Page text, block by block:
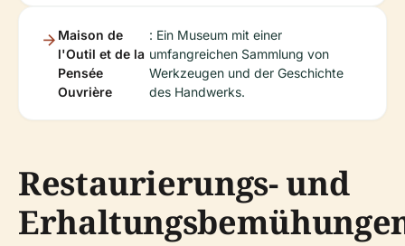
Maison de
l'Outil et de la
Pensée
Ouvrière
: Ein Museum mit einer
umfangreichen Sammlung von
Werkzeugen und der Geschichte
des Handwerks.
Restaurierungs- und